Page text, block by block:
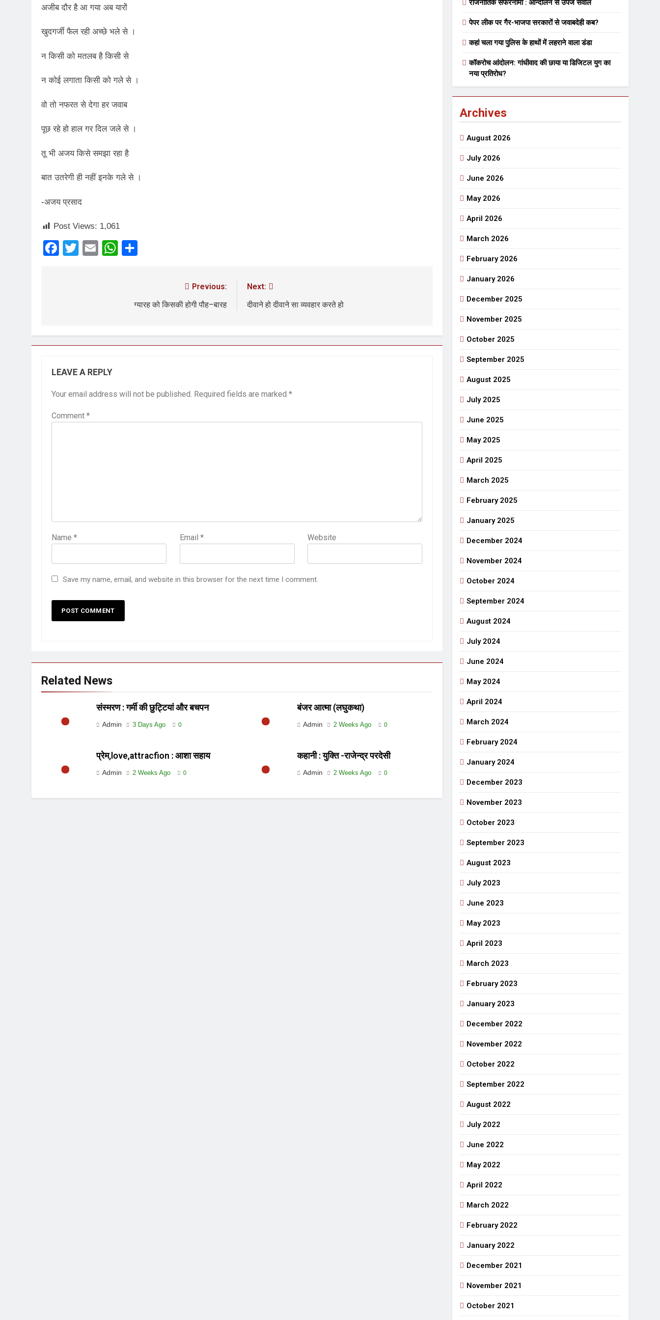
समाज सेवा मे तत्पर दानवीर परिवार
विश्व पुस्तक मेले (10-18 फरवरी) में अनुराधा प्रकाशन के स्टाल पर अपनी पुस्तक को प्रदर्शित/विमोचन हेतु संपर्क करें
3 Years Ago
श्री हनुमानजी का जन्म महोत्सव का भव्य आयोजन
राजनीतिक सफरनामा : आन्दोलन से उपजे सवाल
कहां चला गया पुलिस के हाथों में लहराने वाला डंडा
कॉकरोच आंदोलन: गांधीवाद की छाया या डिजिटल युग का नया प्रतिरोध?
3 Days Ago
अजीब दौर है आ गया अब यारों
खुदगर्जी फैल रही अच्छे भले से ।
न किसी को मतलब है किसी से
न कोई लगाता किसी को गले से ।
वो तो नफरत से देगा हर जवाब
पूछ रहे हो हाल गर दिल जले से ।
तू भी अजय किसे समझा रहा है
बात उतरेगी ही नहीं इनके गले से ।
-अजय प्रसाद
Post Views: 1,061
Facebook
TwitterEmailWhatsApp
Previous:
ग्यारह को किसकी होगी पौह–बारह
Next:
दीवाने हो दीवाने सा व्यवहार करते हो
LEAVE A REPLY
Your email address will not be published. Required fields are marked *
Comment *
Name * Email * Website
Save my name, email, and website in this browser for the next time I comment.
Related News
संस्मरण : गर्मी की छुट्टियां और बचपन
Admin 3 Days Ago 0
बंजर आत्मा (लघुकथा)
Admin 2 Weeks Ago 0
प्रेम,love,attracfion : आशा सहाय
Admin 2 Weeks Ago 0
कहानी : युक्ति -राजेन्द्र परदेसी
Admin 2 Weeks Ago 0
राजनीतिक सफरनामा : आन्दोलन से उपजे सवाल
पेपर लीक पर गैर-भाजपा सरकारों से जवाबदेही कब?
कहां चला गया पुलिस के हाथों में लहराने वाला डंडा
कॉकरोच आंदोलन: गांधीवाद की छाया या डिजिटल युग का
नया प्रतिरोध?
Archives
August 2026
July 2026
June 2026
May 2026
April 2026
March 2026
February 2026
January 2026
December 2025
November 2025
October 2025
September 2025
August 2025
July 2025
June 2025
May 2025
April 2025
March 2025
February 2025
January 2025
December 2024
November 2024
October 2024
September 2024
August 2024
July 2024
June 2024
May 2024
April 2024
March 2024
February 2024
January 2024
December 2023
November 2023
October 2023
September 2023
August 2023
July 2023
June 2023
May 2023
April 2023
March 2023
February 2023
January 2023
December 2022
November 2022
October 2022
September 2022
August 2022
July 2022
June 2022
May 2022
April 2022
March 2022
February 2022
January 2022
December 2021
November 2021
October 2021